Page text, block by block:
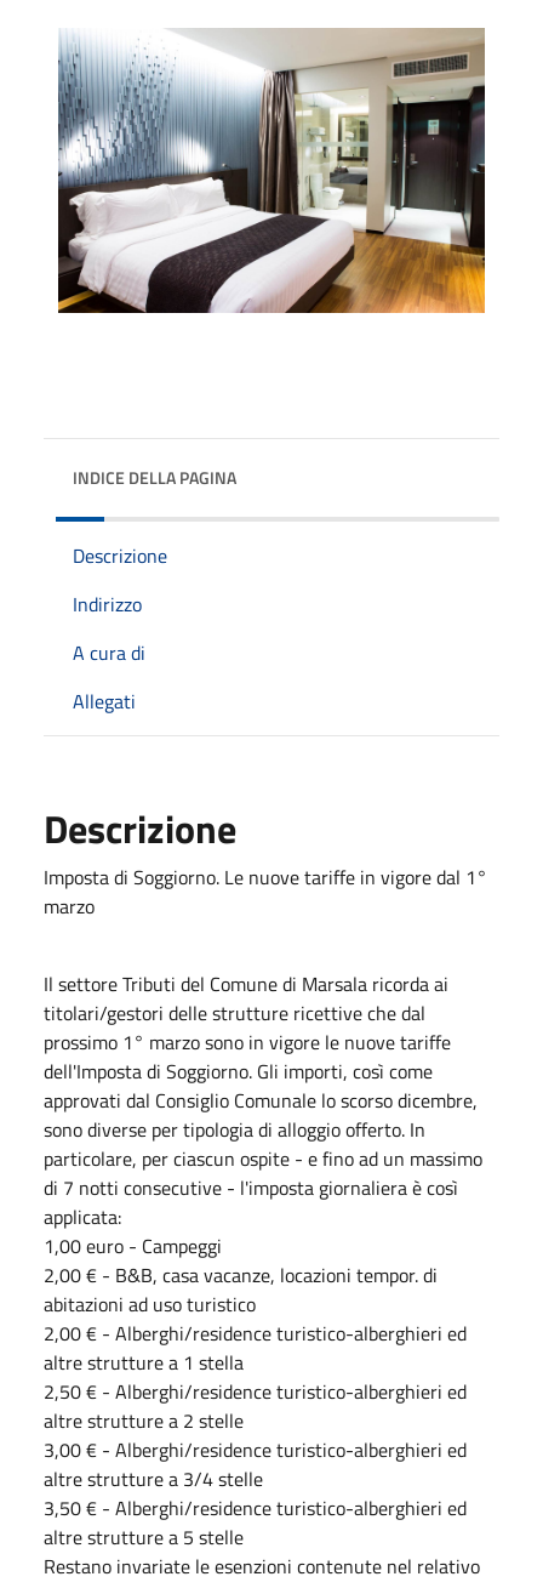
INDICE DELLA PAGINA
Descrizione
Indirizzo
A cura di
Allegati
Descrizione
Imposta di Soggiorno. Le nuove tariffe in vigore dal 1°
marzo
Il settore Tributi del Comune di Marsala ricorda ai
titolari/gestori delle strutture ricettive che dal
prossimo 1° marzo sono in vigore le nuove tariffe
dell'Imposta di Soggiorno. Gli importi, così come
approvati dal Consiglio Comunale lo scorso dicembre,
sono diverse per tipologia di alloggio offerto. In
particolare, per ciascun ospite - e fino ad un massimo
di 7 notti consecutive - l'imposta giornaliera è così
applicata:
1,00 euro - Campeggi
2,00 € - B&B, casa vacanze, locazioni tempor. di
abitazioni ad uso turistico
2,00 € - Alberghi/residence turistico-alberghieri ed
altre strutture a 1 stella
2,50 € - Alberghi/residence turistico-alberghieri ed
altre strutture a 2 stelle
3,00 € - Alberghi/residence turistico-alberghieri ed
altre strutture a 3/4 stelle
3,50 € - Alberghi/residence turistico-alberghieri ed
altre strutture a 5 stelle
Restano invariate le esenzioni contenute nel relativo